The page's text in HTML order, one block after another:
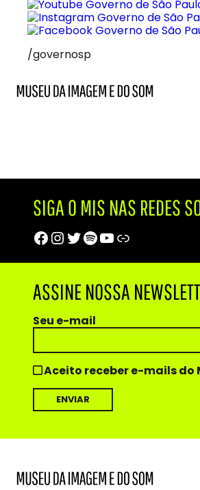
/governosp
SIGA O MIS NAS REDES
Facebook
Instagram
Twitter
Spotify
YouTube
Trip Advisor
ASSINE NOSSA
Seu e-mail
Aceito receber e-mails do